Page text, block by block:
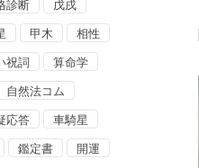
診断 戊戌
甲木 相性
祝詞 算命学
自然法コム
応答 車騎星
鑑定書 開運